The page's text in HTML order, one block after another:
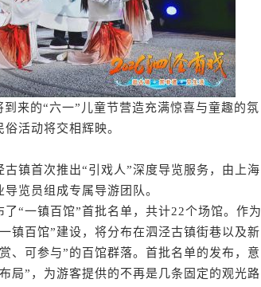
来的“六一”儿童节营造充满惊喜与童趣的氛
活动将交相辉映。
镇首次推出“引戏人”深度导览服务，由上海
览员组成专属导游团队。
一镇百馆”首批名单，共计22个场馆。作为
镇百馆”建设，将分布在泗泾古镇街巷以及新
、可参与”的百馆群落。首批名单的发布，意
局”，为游客提供的不再是几条固定的观光路